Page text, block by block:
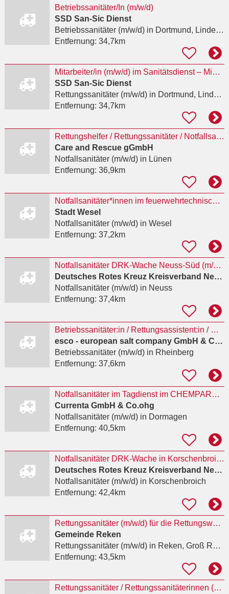
Betriebssanitäter/In (m/w/d)
SSD San-Sic Dienst
Betriebssanitäter (m/w/d)in Dortmund, Lindenhorst
Entfernung: 34,7km
Mitarbeiter/in (m/w/d) im Sanitätsdienst – Minijob, Midijob, Teilzeit oder Vollzeit
SSD San-Sic Dienst
Rettungssanitäter (m/w/d)in Dortmund, Lindenhorst
Entfernung: 34,7km
Rettungshelfer / Rettungssanitäter / Notfallsanitäter (m/w/d) im Sanitätsdienst
Care and Rescue gGmbH
Notfallsanitäter (m/w/d)in Lünen
Entfernung: 36,9km
Notfallsanitäter*innen im feuerwehrtechnischen Dienst (Hauptbrandmeister*in)
Stadt Wesel
Notfallsanitäter (m/w/d)in Wesel
Entfernung: 37,2km
Notfallsanitäter DRK-Wache Neuss-Süd (m/w/d)
Deutsches Rotes Kreuz Kreisverband Neuss e.V.
Notfallsanitäter (m/w/d)in Neuss
Entfernung: 37,4km
Betriebssanitäter:in / Rettungsassistent:in / Rettungssanitäter:in Teilzeit / Vollzeit als
esco - european salt company GmbH & Co.KG
Betriebssanitäter (m/w/d)in Rheinberg
Entfernung: 37,6km
Notfallsanitäter im Tagdienst im CHEMPARK Dormagen (m/w/d)
Currenta GmbH & Co.ohg
Notfallsanitäter (m/w/d)in Dormagen
Entfernung: 40,5km
Notfallsanitäter DRK-Wache in Korschenbroich (m/w/d)
Deutsches Rotes Kreuz Kreisverband Neuss e.V.
Notfallsanitäter (m/w/d)in Korschenbroich
Entfernung: 42,4km
Rettungssanitäter (m/w/d) für die Rettungswache Reken
Gemeinde Reken
Rettungssanitäter (m/w/d)in Reken, Groß Reken
Entfernung: 43,5km
Rettungssanitäter / Rettungssanitäterinnen (m/w/d)